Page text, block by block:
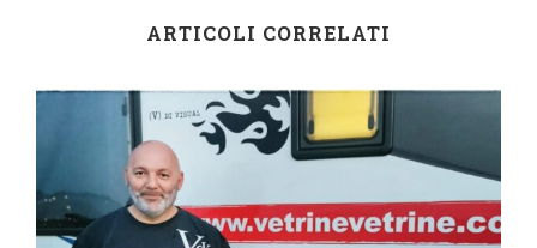
ARTICOLI CORRELATI